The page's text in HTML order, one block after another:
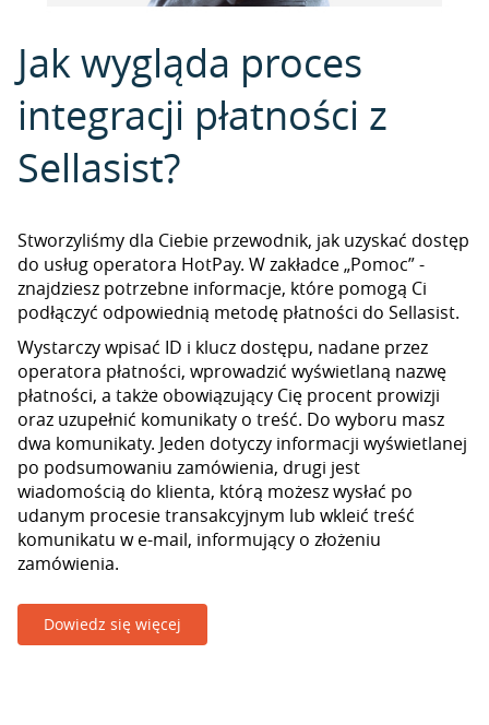
Jak wygląda proces
integracji płatności z
Sellasist?
Stworzyliśmy dla Ciebie przewodnik, jak uzyskać dostęp
do usług operatora HotPay. W zakładce „Pomoc” -
znajdziesz potrzebne informacje, które pomogą Ci
podłączyć odpowiednią metodę płatności do Sellasist.
Wystarczy wpisać ID i klucz dostępu, nadane przez
operatora płatności, wprowadzić wyświetlaną nazwę
płatności, a także obowiązujący Cię procent prowizji
oraz uzupełnić komunikaty o treść. Do wyboru masz
dwa komunikaty. Jeden dotyczy informacji wyświetlanej
po podsumowaniu zamówienia, drugi jest
wiadomością do klienta, którą możesz wysłać po
udanym procesie transakcyjnym lub wkleić treść
komunikatu w e-mail, informujący o złożeniu
zamówienia.
Dowiedz się więcej